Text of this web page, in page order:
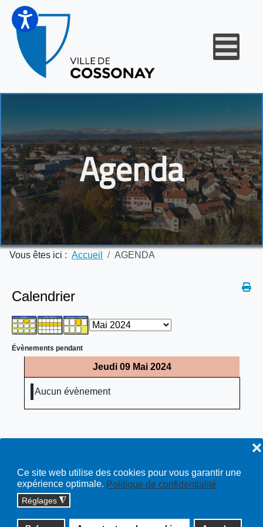
Ce site web utilise des cookies pour vous garantir une
expérience optimale. Politique de confidentialité
Réglages ◮
❌
Agenda
Vous êtes ici : Accueil AGENDA
Calendrier
Évènements pendant
Jeudi 09 Mai 2024
Aucun évènement
Copyright © 2026 cossonay.ch - tous droits réservés | site :